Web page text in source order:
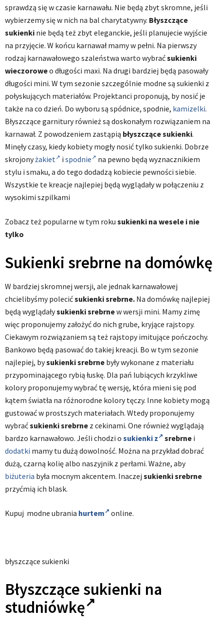
sprawdzą się w czasie karnawału. Nie będą zbyt skromne, jeśli
wybierzemy się w nich na bal charytatywny. Błyszczące
sukienki nie będą też zbyt eleganckie, jeśli planujecie wyjście
na przyjęcie. W końcu karnawał mamy w pełni. Na pierwszy
rodzaj karnawałowego szaleństwa warto wybraćsukienki
wieczoroweo długości maxi. Na drugi bardziej będą pasowały
długości mini. W tym sezonie szczególnie modne są sukienki z
połyskujących materiałów. Projektanci proponują, by nosić je
także na co dzień. Do wyboru są spódnice, spodnie, kamizelki.
Błyszczące garnitury również są doskonałym rozwiązaniem na
karnawał. Z powodzeniem zastąpią błyszczące sukienki.
Minęły czasy, kiedy kobiety mogły nosić tylko sukienki. Dobrze
skrojonyżakiet i spodnie
na pewno będą wyznacznikiem
stylu i smaku, a do tego dodadzą kobiecie pewności siebie.
Wszystkie te kreacje najlepiej będą wyglądały w połączeniu z
wysokimi szpilkami
Zobacz też popularne w tym roku sukienki na wesele i nie
tylko
Sukienki srebrne na domówkę
W bardziej skromnej wersji, ale jednak karnawałowej
chcielibyśmy polecićsukienki srebrne. Na domówkę najlepiej
będą wyglądałysukienki srebrnew wersji mini. Mamy zimę
więc proponujemy założyć do nich grube, kryjące rajstopy.
Ciekawym rozwiązaniem są też rajstopy imitujące pończochy.
Bankowo będą pasować do takiej kreacji. Bo w tym sezonie
najlepiej, bysukienki srebrne były wykonane z materiału
przypominającego rybią łuskę. Dla pań lubiących krzykliwe
kolory proponujemy wybrać tę wersję, która mieni się pod
kątem światła na różnorodne kolory tęczy. Inne kobiety mogą
gustować w prostszych materiałach. Wtedy proponujemy
wybraćsukienki srebrne z cekinami. One również wyglądają
bardzo karnawałowo. Jeśli chodzi o sukienki z srebrne i
dodatki mamy tu dużą dowolność. Można na przykład dobrać
dużą, czarną kolię albo naszyjnik z perłami. Ważne, aby
biżuteria była mocnym akcentem. Inaczej sukienki srebrne
przyćmią ich blask.
Kupuj modne ubrania hurtem online.
błyszczące sukienki
Błyszczące sukienki na
studniówkę